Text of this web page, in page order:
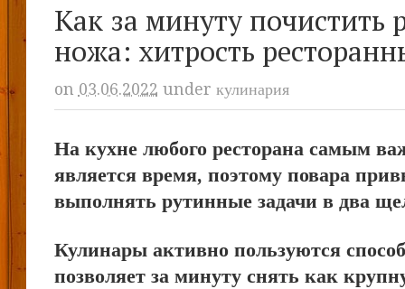
Как за минуту почистить
ножа: хитрость
on 03.06.2022 under кулинария
На кухне любого ресторана самым
является время, поэтому повара
выполнять рутинные задачи в два
Кулинары активно пользуются
позволяет за минуту снять как